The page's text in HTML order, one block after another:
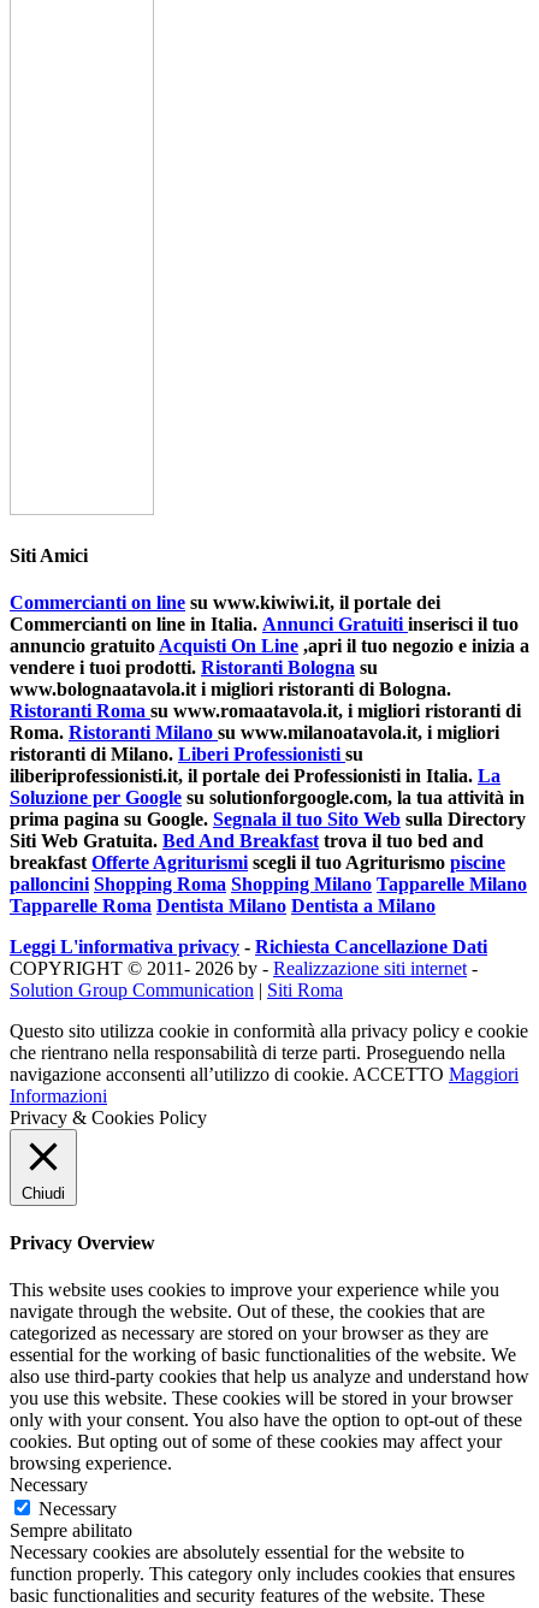
Siti Amici
Commercianti on line su www.kiwiwi.it, il portale dei
Commercianti on line in Italia. Annunci Gratuitiinserisci il tuo
annuncio gratuitoAcquisti On Line ,apri il tuo negozio e inizia a
vendere i tuoi prodotti. Ristoranti Bologna su
www.bolognaatavola.it i migliori ristoranti di Bologna.
Ristoranti Roma su www.romaatavola.it, i migliori ristoranti di
Roma. Ristoranti Milano su www.milanoatavola.it, i migliori
ristoranti di Milano. Liberi Professionistisu
iliberiprofessionisti.it, il portale dei Professionisti in Italia. La
Soluzione per Google su solutionforgoogle.com, la tua attività in
prima pagina su Google. Segnala il tuo Sito Web sulla Directory
Siti Web Gratuita. Bed And Breakfasttrova il tuo bed and
breakfastOfferte Agriturismiscegli il tuo Agriturismo piscine
palloncini Shopping Roma Shopping Milano Tapparelle Milano
Tapparelle Roma Dentista Milano Dentista a Milano
Leggi L'informativa privacy - Richiesta Cancellazione Dati
COPYRIGHT © 2011- 2026 by - Realizzazione siti internet-
Solution Group Communication | Siti Roma
Questo sito utilizza cookie in conformità alla privacy policy e cookie
che rientrano nella responsabilità di terze parti. Proseguendo nella
navigazione acconsenti all’utilizzo di cookie. ACCETTO Maggiori
Informazioni
Privacy & Cookies Policy
Chiudi
Privacy Overview
This website uses cookies to improve your experience while you
navigate through the website. Out of these, the cookies that are
categorized as necessary are stored on your browser as they are
essential for the working of basic functionalities of the website. We
also use third-party cookies that help us analyze and understand how
you use this website. These cookies will be stored in your browser
only with your consent. You also have the option to opt-out of these
cookies. But opting out of some of these cookies may affect your
browsing experience.
Necessary
Necessary
Sempre abilitato
Necessary cookies are absolutely essential for the website to
function properly. This category only includes cookies that ensures
basic functionalities and security features of the website. These